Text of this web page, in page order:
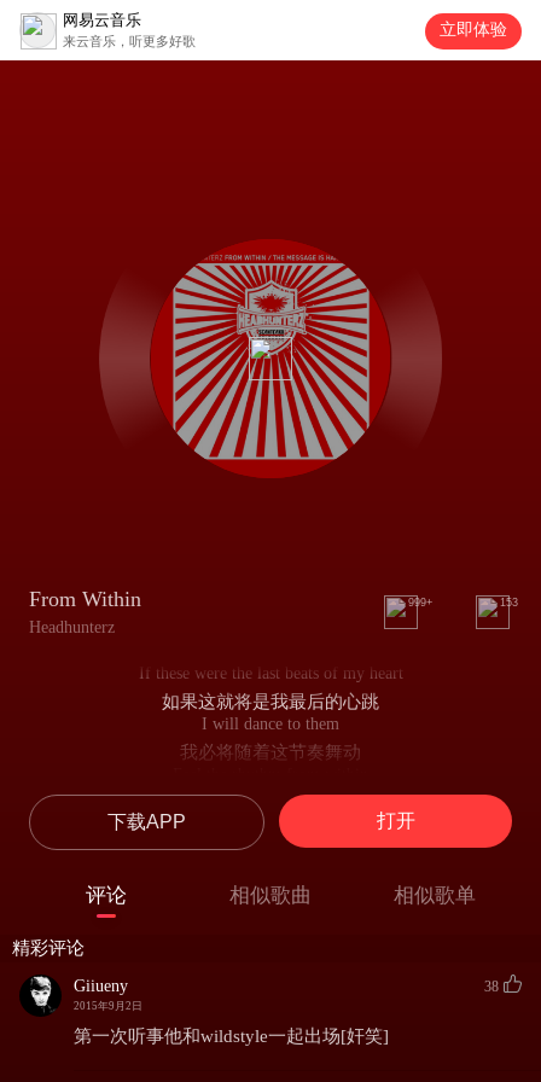
网易云音乐
来云音乐，听更多好歌
立即体验
From Within
Headhunterz
999+ 153
If these were the last beats of my heart
如果这就将是我最后的心跳
I will dance to them
我必将随着这节奏舞动
感受来自内心的旋律
Feel it under your skin
它并不显现于你的表面
但每一刻，每一分钟，每个小时，它都在不断成长
Every second of your life is part of your song
下载APP 打开
评论 相似歌曲 相似歌单
精彩评论
Giiueny
2015年9月2日
38
第一次听事他和wildstyle一起出场[奸笑]